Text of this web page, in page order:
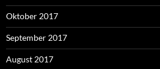
Oktober 2017
September 2017
August 2017